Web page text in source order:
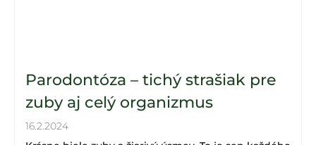
Parodontóza – tichý strašiak pre
zuby aj celý organizmus
16.2.2024